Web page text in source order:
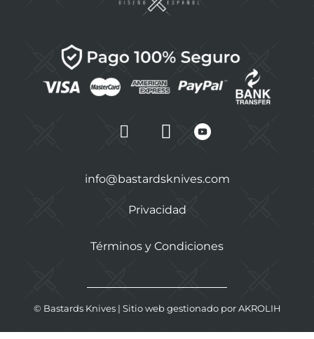
info@bastardsknives.com
Privacidad
Términos y Condiciones
© Bastards Knives| Sitio web gestionado por AKROLIH